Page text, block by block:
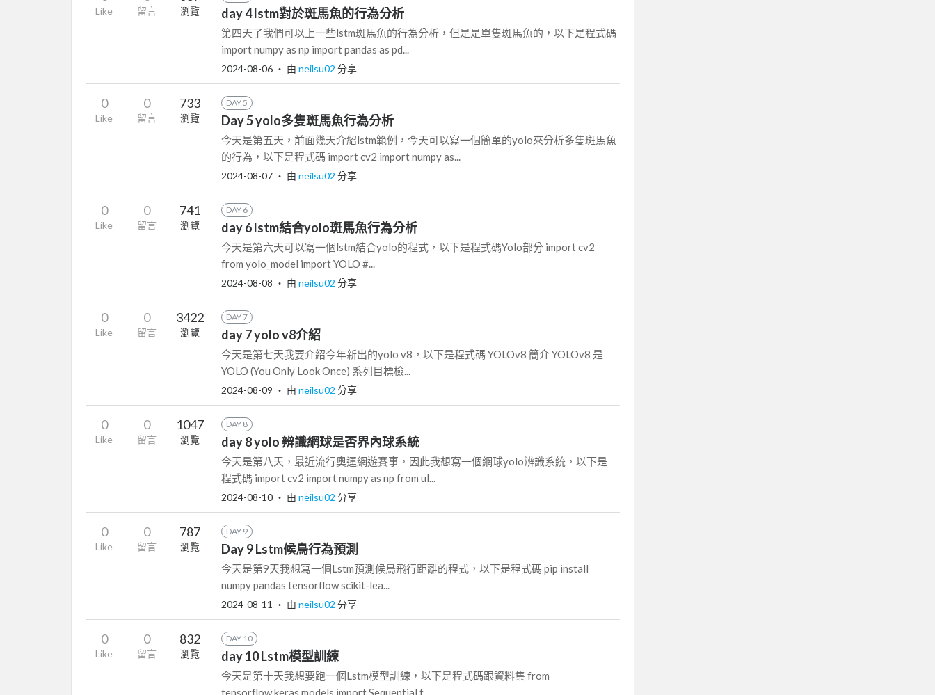
Like 留言 瀏覽 day 4 lstm對於斑馬魚的行為分析
第四天了我們可以上一些lstm斑馬魚的行為分析，但是是單隻斑馬魚的，以下是程式碼
import numpy as np import pandas as pd...
2024-08-06 ‧ 由 neilsu02 分享
0
Like
0
留言
733
瀏覽
DAY 5
Day 5 yolo多隻斑馬魚行為分析
今天是第五天，前面幾天介紹lstm範例，今天可以寫一個簡單的yolo來分析多隻斑馬魚
的行為，以下是程式碼 import cv2 import numpy as...
2024-08-07 ‧ 由 neilsu02 分享
0
Like
0
留言
741
瀏覽
DAY 6
day 6 lstm結合yolo斑馬魚行為分析
今天是第六天可以寫一個lstm結合yolo的程式，以下是程式碼Yolo部分 import cv2
from yolo_model import YOLO #...
2024-08-08 ‧ 由 neilsu02 分享
0
Like
0
留言
3422
瀏覽
DAY 7
day 7 yolo v8介紹
今天是第七天我要介紹今年新出的yolo v8，以下是程式碼 YOLOv8 簡介 YOLOv8 是
YOLO (You Only Look Once) 系列目標檢...
2024-08-09 ‧ 由 neilsu02 分享
0
Like
0
留言
1047
瀏覽
DAY 8
day 8 yolo 辨識網球是否界內球系統
今天是第八天，最近流行奧運網遊賽事，因此我想寫一個網球yolo辨識系統，以下是
程式碼 import cv2 import numpy as np from ul...
2024-08-10 ‧ 由 neilsu02 分享
0
Like
0
留言
787
瀏覽
DAY 9
Day 9 Lstm候鳥行為預測
今天是第9天我想寫一個Lstm預測候鳥飛行距離的程式，以下是程式碼 pip install
numpy pandas tensorflow scikit-lea...
2024-08-11 ‧ 由 neilsu02 分享
0
Like
0
留言
832
瀏覽
DAY 10
day 10 Lstm模型訓練
今天是第十天我想要跑一個Lstm模型訓練，以下是程式碼跟資料集 from
tensorflow.keras.models import Sequential f...